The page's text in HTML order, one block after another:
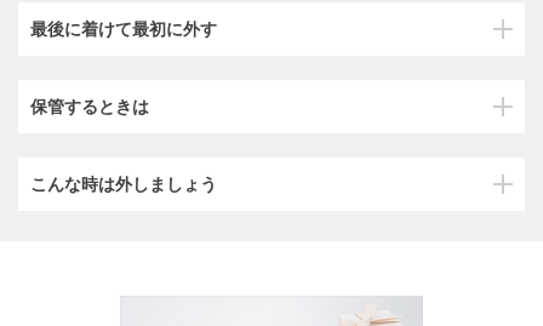
最後に着けて最初に外す
保管するときは
こんな時は外しましょう